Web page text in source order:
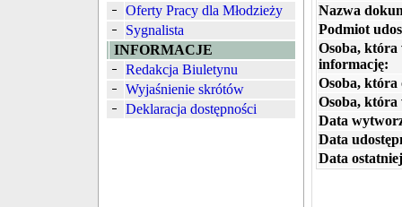
Oferty Pracy dla Młodzieży
Sygnalista
INFORMACJE
Redakcja Biuletynu
Wyjaśnienie skrótów
Deklaracja dostępności
Nazwa
Podmiot
Osoba, która
informację:
Osoba, która
Osoba, która
Data
Data
Data